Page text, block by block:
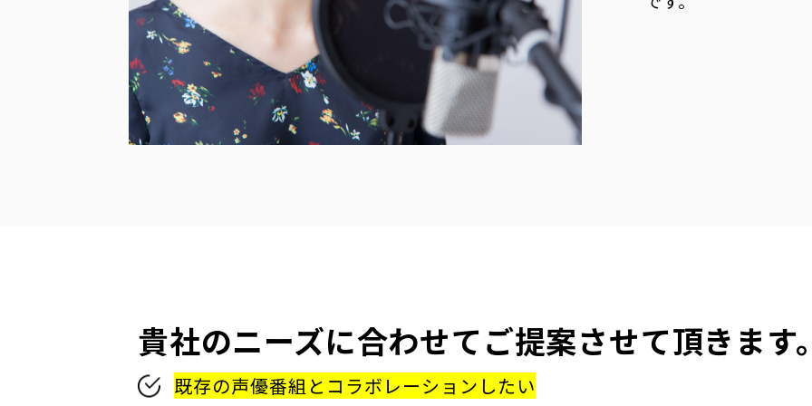
貴社のニーズに合わせてご提案させて頂きます
既存の声優番組とコラボレーションしたい